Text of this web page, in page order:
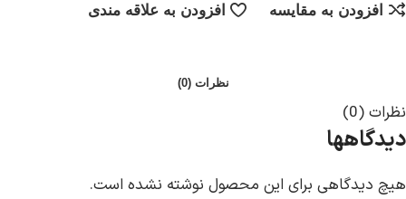
افزودن به مقایسه افزودن به علاقه مندی
نظرات (0)
نظرات (0)
دیدگاهها
هیچ دیدگاهی برای این محصول نوشته نشده است.